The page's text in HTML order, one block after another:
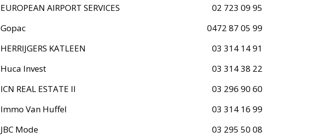
EUROPEAN AIRPORT SERVICES
02 723 09 95
Gopac
0472 87 05 99
HERRIJGERS KATLEEN
03 314 14 91
Huca Invest
03 314 38 22
ICN REAL ESTATE II
03 296 90 60
Immo Van Huffel
03 314 16 99
JBC Mode
03 295 50 08